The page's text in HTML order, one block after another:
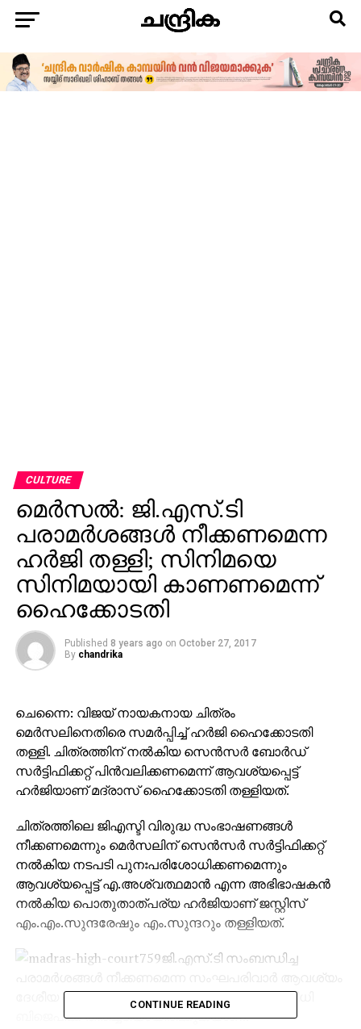
CULTURE
മെര്‍സല്‍: ജി.എസ്.ടി
പരാമര്‍ശങ്ങള്‍ നീക്കണമെന്ന
ഹര്‍ജി തള്ളി; സിനിമയെ
സിനിമയായി കാണണമെന്ന്
ഹൈക്കോടതി
Published 8 years ago on October 27, 2017
By chandrika
ചെന്നൈ: വിജയ് നായകനായ ചിത്രം
മെര്‍സലിനെതിരെ സമര്‍പ്പിച്ച് ഹര്‍ജി ഹൈക്കോടതി
തള്ളി. ചിത്രത്തിന് നല്‍കിയ സെന്‍സര്‍ ബോര്‍ഡ്
സര്‍ട്ടിഫിക്കറ്റ് പിന്‍വലിക്കണമെന്ന് ആവശ്യപ്പെട്ട്
ഹര്‍ജിയാണ് മദ്രാസ് ഹൈക്കോടതി തള്ളിയത്.
ചിത്രത്തിലെ ജിഎസ്ടി വിരുദ്ധ സംഭാഷണങ്ങള്‍
നീക്കണമെന്നും മെര്‍സലിന് സെന്‍സര്‍ സര്‍ട്ടിഫിക്കറ്റ്
നല്‍കിയ നടപടി പുനഃപരിശോധിക്കണമെന്നും
ആവശ്യപ്പെട്ട് എ.അശ്വത്ഥമാന്‍ എന്ന അഭിഭാഷകന്‍
നല്‍കിയ പൊതുതാത്പര്യ ഹര്‍ജിയാണ് ജസ്റ്റിസ്
എം.എം.സുന്ദരേഷും എം.സുന്ദറും തള്ളിയത്.
ജി.എസ്.ടി സംബന്ധിച്ച
ദേശീയ തലത്തില്‍ വിവാദമായിരിക്കെ കോടതി വിധി
ബിജെപിക്ക് തിരിച്ചടിയായിരിക്കുകയാണ്.
CONTINUE READING